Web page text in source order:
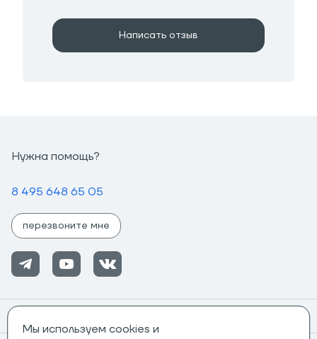
Написать отзыв
Нужна помощь?
8 495 648 65 05
перезвоните мне
Мы используем cookies и